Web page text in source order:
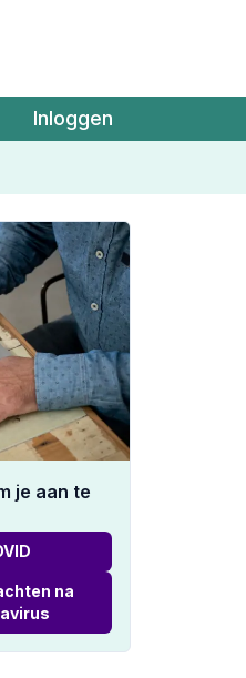
Inloggen
je aan te
na